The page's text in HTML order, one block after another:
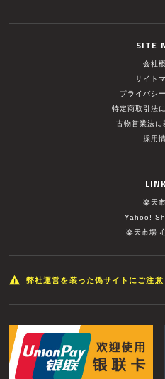
SITE
会社
サイト
プライバシ
特定商取引法
古物営業法に
採用
楽天
Yahoo!
楽天市場
弊社運営を装った偽サイトにご注意